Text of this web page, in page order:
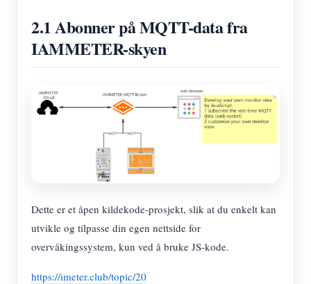
2.1 Abonner på MQTT-data fra
IAMMETER-skyen
Dette er et åpen kildekode-prosjekt, slik at du enkelt kan
utvikle og tilpasse din egen nettside for
overvåkingssystem, kun ved å bruke JS-kode.
https://imeter.club/topic/20